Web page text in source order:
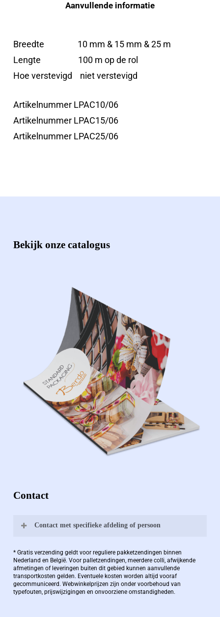
Aanvullende informatie
Breedte 10 mm & 15 mm & 25 m
Lengte 100 m op de rol
Hoe verstevigd niet verstevigd
Artikelnummer LPAC10/06
Artikelnummer LPAC15/06
Artikelnummer LPAC25/06
Bekijk onze catalogus
Contact
Contact met specifieke afdeling of persoon
Bernard Pauwels:
Zaakvoerder Berdo
bernard@berdo.be
* Gratis verzending geldt voor reguliere pakketzendingen binnen
Nederland en België. Voor palletzendingen, meerdere colli, afwijkende
afmetingen of leveringen buiten dit gebied kunnen aanvullende
transportkosten gelden. Eventuele kosten worden altijd vooraf
gecommuniceerd. Webwinkelprijzen zijn onder voorbehoud van
typefouten, prijswijzigingen en onvoorziene omstandigheden.